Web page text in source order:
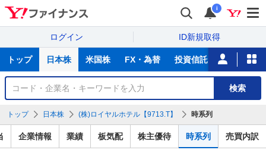
i
ログイン ID新規取得
サ
トップ 日本株 米国株 FX・為替 投資信託 ニュース
銘
検
検索
トップ 日本株 (株)ロイヤルホテル【9713.T】 時系列
企業情報 業績 板気配 株主優待 時系列 売買内訳